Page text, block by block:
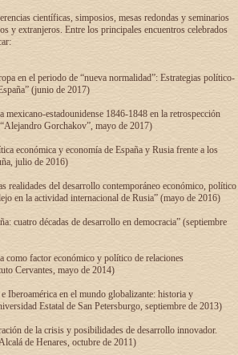
científicas, simposios, mesas redondas y seminarios
y extranjeros. Entre los principales encuentros celebrados
en el periodo de “nueva normalidad”: Estrategias político-
(junio de 2017)
mexicano-estadounidense 1846-1848 en la retrospección
Gorchakov”, mayo de 2017)
económica y economía de España y Rusia frente a los
julio de 2016)
realidades del desarrollo contemporáneo económico, político
en la actividad internacional de Rusia” (mayo de 2016)
cuatro décadas de desarrollo en democracia” (septiembre
como factor económico y político de relaciones
Cervantes, mayo de 2014)
Iberoamérica en el mundo globalizante: historia y
Estatal de San Petersburgo, septiembre de 2013)
de la crisis y posibilidades de desarrollo innovador.
de Henares, octubre de 2011)